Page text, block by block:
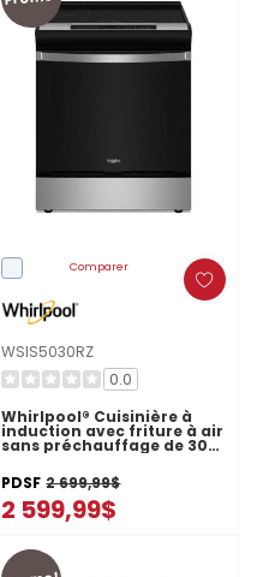
Comparer
WSIS5030RZ
0.0
Whirlpool® Cuisinière à
induction avec friture à air
sans préchauffage de 30
po WSIS5030RZ
PDSF 2 699,99$
2 599,99$